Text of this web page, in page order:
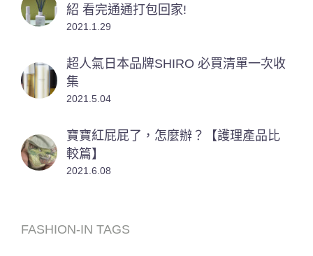
紹 看完通通打包回家!
2021.1.29
超人氣日本品牌SHIRO 必買清單一次收
集
2021.5.04
寶寶紅屁屁了，怎麼辦？【護理產品比
較篇】
2021.6.08
FASHION-IN TAGS